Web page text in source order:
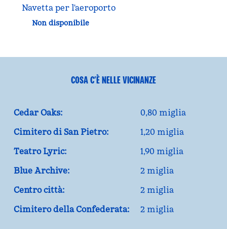
Navetta per l'aeroporto
Non disponibile
COSA C’È NELLE VICINANZE
Cedar Oaks:
0,80 miglia
Cimitero di San Pietro:
1,20 miglia
Teatro Lyric:
1,90 miglia
Blue Archive:
2 miglia
Centro città:
2 miglia
Cimitero della Confederata:
2 miglia